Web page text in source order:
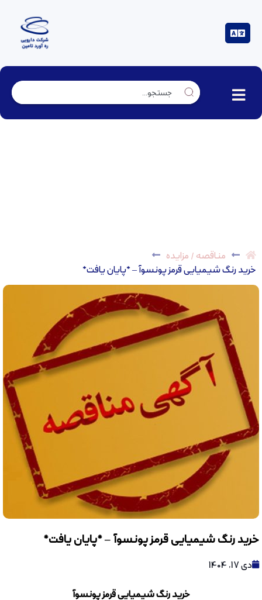
مناقصه / مزایده
خرید رنگ شیمیایی قرمز پونسوآ – *پایان یافت*
خرید رنگ شیمیایی قرمز پونسوآ – *پایان یافت*
دی 17, 1404
خرید رنگ شیمیایی قرمز پونسوآ